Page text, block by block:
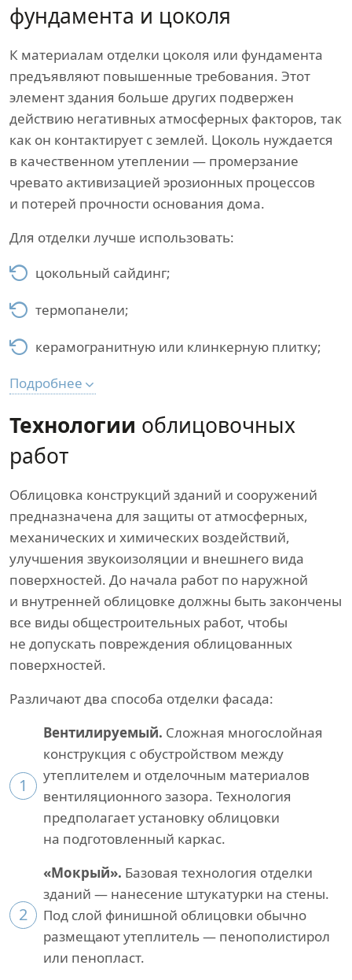
фундамента и цоколя
К материалам отделки цоколя или фундамента
предъявляют повышенные требования. Этот
элемент здания больше других подвержен
действию негативных атмосферных факторов, так
как он контактирует с землей. Цоколь нуждается
в качественном утеплении — промерзание
чревато активизацией эрозионных процессов
и потерей прочности основания дома.
Для отделки лучше использовать:
цокольный сайдинг;
термопанели;
керамогранитную или клинкерную плитку;
Подробнее
Технологии облицовочных
работ
Облицовка конструкций зданий и сооружений
предназначена для защиты от атмосферных,
механических и химических воздействий,
улучшения звукоизоляции и внешнего вида
поверхностей. До начала работ по наружной
и внутренней облицовке должны быть закончены
все виды общестроительных работ, чтобы
не допускать повреждения облицованных
поверхностей.
Различают два способа отделки фасада:
1
Вентилируемый. Сложная многослойная
конструкция с обустройством между
утеплителем и отделочным материалов
вентиляционного зазора. Технология
предполагает установку облицовки
на подготовленный каркас.
2
«Мокрый». Базовая технология отделки
зданий — нанесение штукатурки на стены.
Под слой финишной облицовки обычно
размещают утеплитель — пенополистирол
или пенопласт.